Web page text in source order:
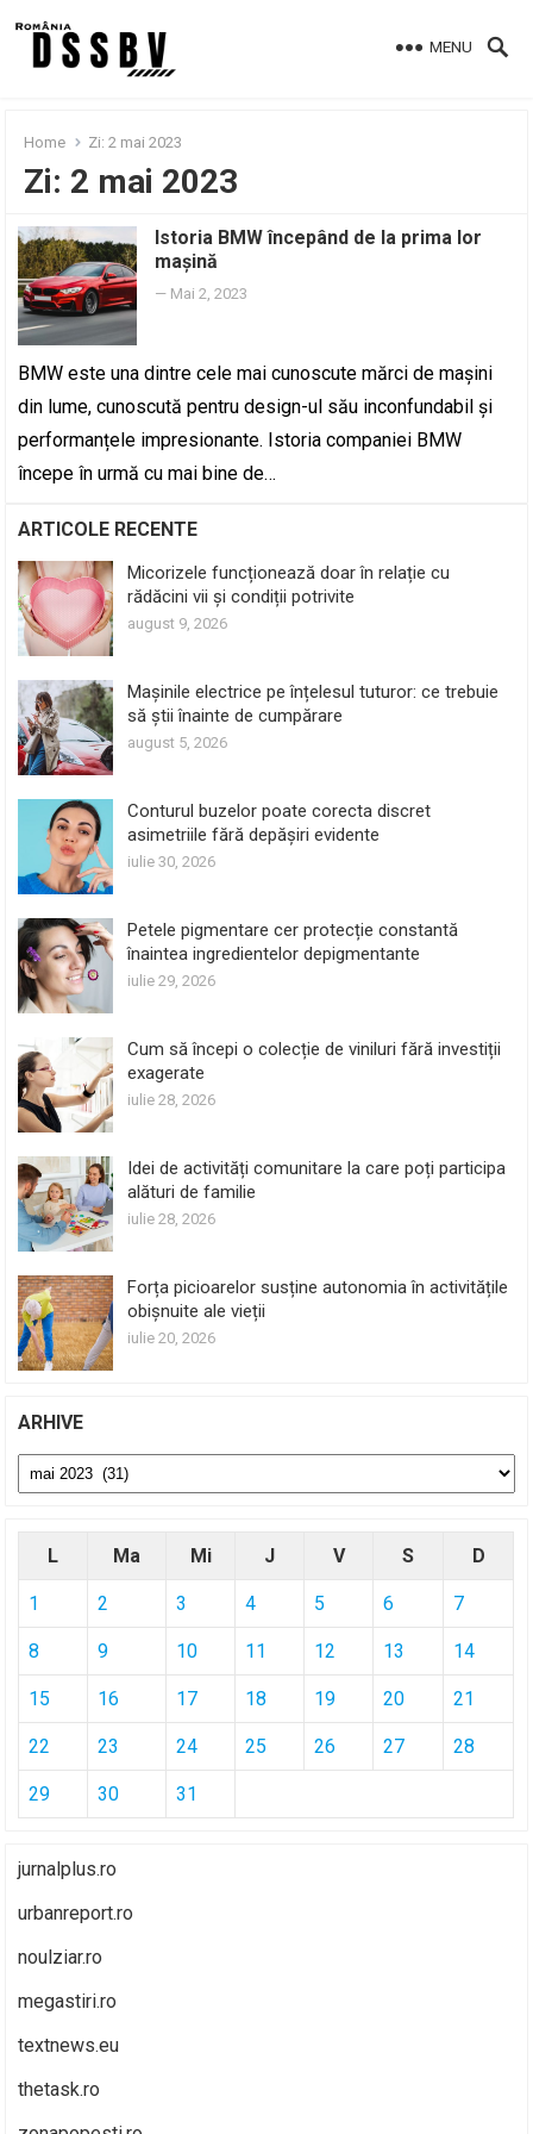
MENU
Home Zi:2 mai 2023
Zi: 2 mai 2023
Istoria BMW începând de la prima lor
mașină
— Mai 2, 2023
BMW este una dintre cele mai cunoscute mărci de mașini
din lume, cunoscută pentru design-ul său inconfundabil și
performanțele impresionante. Istoria companiei BMW
începe în urmă cu mai bine de…
ARTICOLE RECENTE
Micorizele funcționează doar în relație cu
rădăcini vii și condiții potrivite
august 9, 2026
Mașinile electrice pe înțelesul tuturor: ce trebuie
să știi înainte de cumpărare
august 5, 2026
Conturul buzelor poate corecta discret
asimetriile fără depășiri evidente
iulie 30, 2026
Petele pigmentare cer protecție constantă
înaintea ingredientelor depigmentante
iulie 29, 2026
Cum să începi o colecție de viniluri fără investiții
exagerate
iulie 28, 2026
Idei de activități comunitare la care poți participa
alături de familie
iulie 28, 2026
Forța picioarelor susține autonomia în activitățile
obișnuite ale vieții
iulie 20, 2026
ARHIVE
Arhive
L Ma Mi J V S D
1 2 3 4 5 6 7
8 9 10 11 12 13 14
15 16 17 18 19 20 21
22 23 24 25 26 27 28
29 30 31
jurnalplus.ro
urbanreport.ro
noulziar.ro
megastiri.ro
textnews.eu
thetask.ro